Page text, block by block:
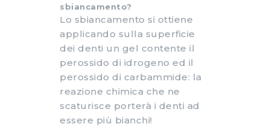
sbiancamento?
Lo sbiancamento si ottiene
applicando sulla superficie
dei denti un gel contente il
perossido di idrogeno ed il
perossido di carbammide: la
reazione chimica che ne
scaturisce porterà i denti ad
essere più bianchi!